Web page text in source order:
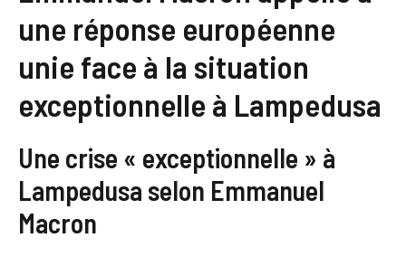
une réponse européenne
unie face à la situation
exceptionnelle à Lampedusa
Une crise « exceptionnelle » à
Lampedusa selon Emmanuel
Macron